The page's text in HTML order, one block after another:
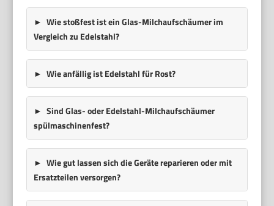
Wie stoßfest ist ein Glas-Milchaufschäumer im
Vergleich zu Edelstahl?
Wie anfällig ist Edelstahl für Rost?
Sind Glas- oder Edelstahl-Milchaufschäumer
spülmaschinenfest?
Wie gut lassen sich die Geräte reparieren oder mit
Ersatzteilen versorgen?